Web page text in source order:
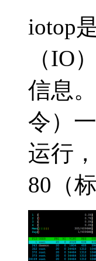
iotop
（IO
信息
令）
运行
80（